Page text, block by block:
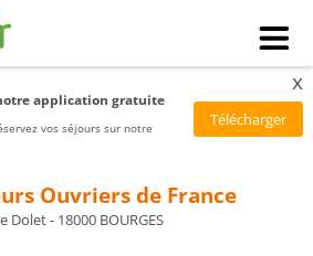
application gratuite
vos séjours sur notre
x
Ouvriers de France
- 18000 BOURGES